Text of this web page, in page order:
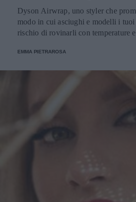
Dyson Airwrap, uno styler che
modo in cui asciughi e modelli i
rischio di rovinarli con temperature
EMMA PIETRAROSA